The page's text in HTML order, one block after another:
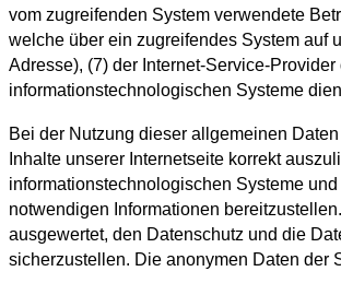
vom zugreifenden System verwendete
welche über ein zugreifendes System auf
Adresse), (7) der Internet-Service-
informationstechnologischen Systeme
Bei der Nutzung dieser allgemeinen
Inhalte unserer Internetseite korrekt
informationstechnologischen Systeme
notwendigen Informationen
ausgewertet, den Datenschutz und die
sicherzustellen. Die anonymen Daten der